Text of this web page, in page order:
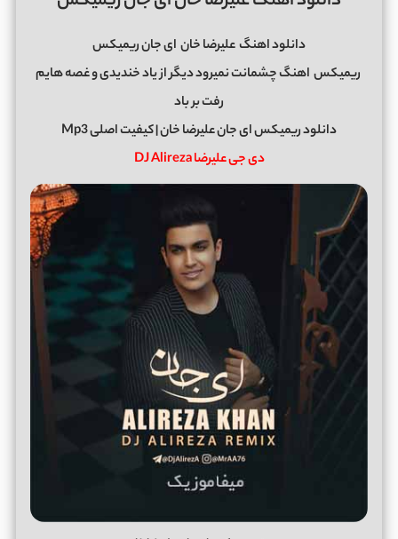
دانلود اهنگعلیرضا خان ای جان ریمیکس
ریمیکس اهنگ چشمانت نمیرود دیگر از یاد خندیدی و غصه هایم
رفت بر باد
دانلود ریمیکس ای جان علیرضا خان | کیفیت اصلی Mp3
دی جی علیرضا DJ Alireza